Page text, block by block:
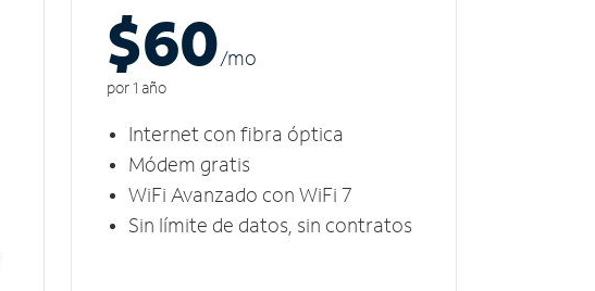
$60/mo
por 1 año
Internet con fibra óptica
Módem gratis
WiFi Avanzado con WiFi 7
Sin límite de datos, sin contratos